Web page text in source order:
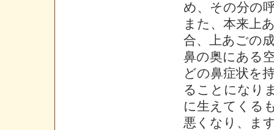
め、その分の
また、本来上
合、上あごの
鼻の奥にある
どの鼻症状を
ることになり
に生えてくる
悪くなり、ま